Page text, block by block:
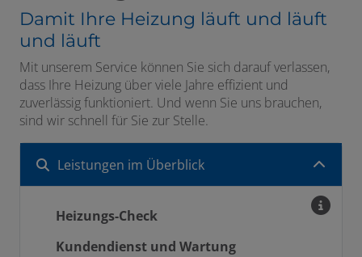
Damit Ihre Heizung läuft und läuft
und läuft
Mit unserem Service können Sie sich darauf verlassen,
dass Ihre Heizung über viele Jahre effizient und
zuverlässig funktioniert. Und wenn Sie uns brauchen,
sind wir schnell für Sie zur Stelle.
Leistungen im Überblick
Heizungs-Check
Kundendienst und Wartung
und schließen